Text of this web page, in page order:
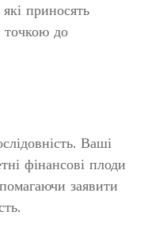
приносять
точкою до
Ваші
фінансові плоди
заявити